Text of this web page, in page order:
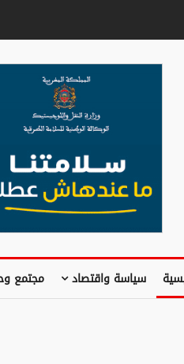
سياسة واقتصاد مجتمع